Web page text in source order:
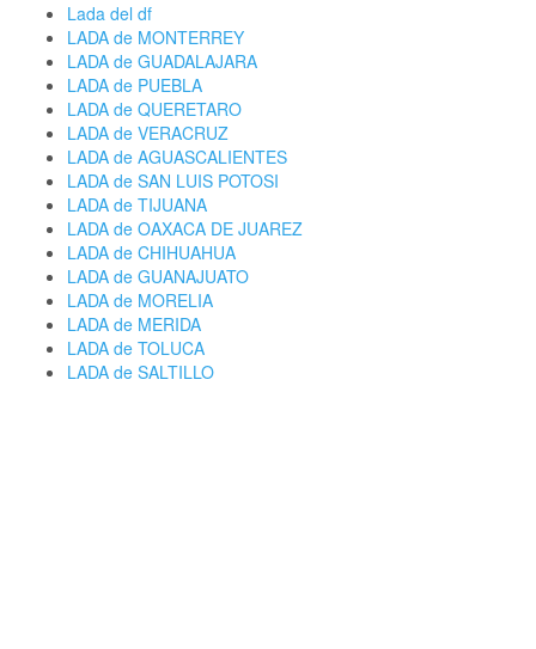
Lada del df
LADA de MONTERREY
LADA de GUADALAJARA
LADA de PUEBLA
LADA de QUERETARO
LADA de VERACRUZ
LADA de AGUASCALIENTES
LADA de SAN LUIS POTOSI
LADA de TIJUANA
LADA de OAXACA DE JUAREZ
LADA de CHIHUAHUA
LADA de GUANAJUATO
LADA de MORELIA
LADA de MERIDA
LADA de TOLUCA
LADA de SALTILLO